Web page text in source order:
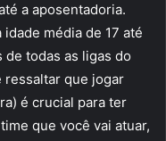
a aposentadoria.
média de 17 até
de todas as ligas do
ressaltar que jogar
é crucial para ter
que você vai atuar,